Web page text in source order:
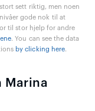
sett riktig, men noen
gode nok til at
til stor hjelp for andre
. You can see the data
by clicking here.
Marina